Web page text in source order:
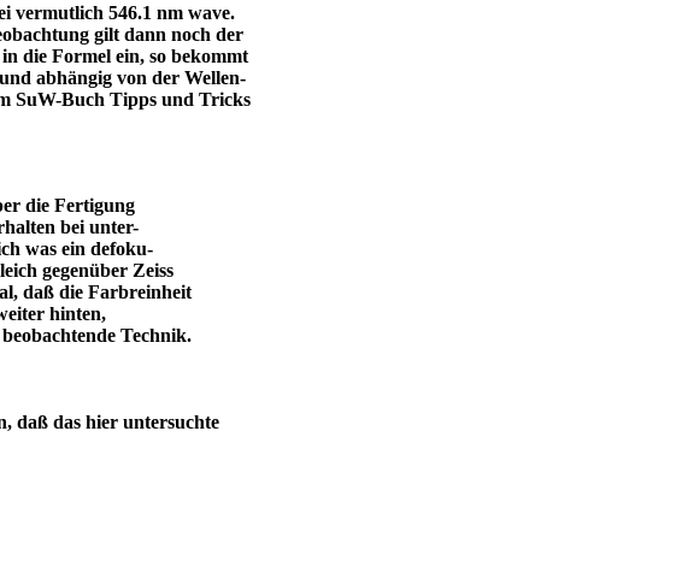
vermutlich 546.1 nm wave.
gilt dann noch der
die Formel ein, so bekommt
abhängig von der Wellen-
SuW-Buch Tipps und Tricks
die Fertigung
bei unter-
was ein defoku-
gegenüber Zeiss
daß die Farbreinheit
hinten,
zu beobachtende Technik.
daß das hier untersuchte